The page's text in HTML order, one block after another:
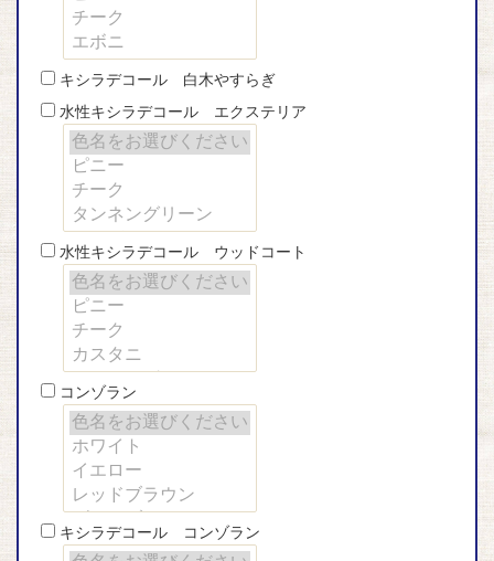
キシラデコール 白木やすらぎ
水性キシラデコール エクステリア
水性キシラデコール ウッドコート
コンゾラン
キシラデコール コンゾラン